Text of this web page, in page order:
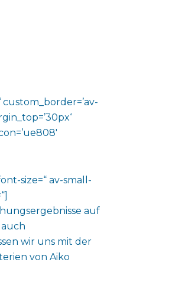
custom_border=’av-
size=“ av-small-
auf
wir uns mit der
von Aiko